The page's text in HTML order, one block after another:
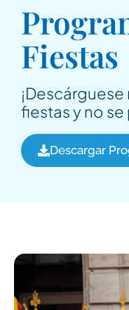
Fiestas
fiestas y no
Descargar